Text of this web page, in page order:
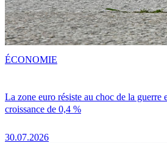
La zone euro résiste au choc de la guerre
croissance de 0,4 %
30.07.2026
ÉCONOMIE